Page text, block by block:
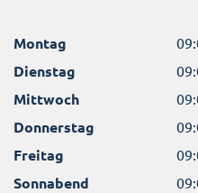
Montag
Dienstag
Mittwoch
Donnerstag
Freitag
Sonnabend